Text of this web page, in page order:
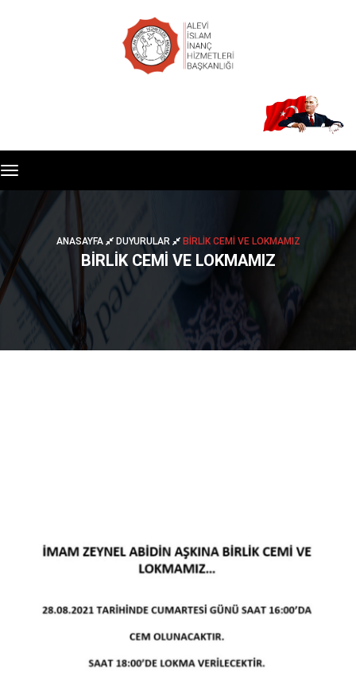
Toggle
navigation
ANASAYFA DUYURULAR BİRLİK CEMİ VE LOKMAMIZ
BİRLİK CEMİ VE LOKMAMIZ